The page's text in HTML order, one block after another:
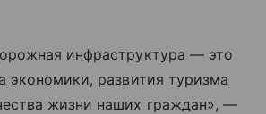
инфраструктура — это
экономики, развития туризма
жизни наших граждан», —